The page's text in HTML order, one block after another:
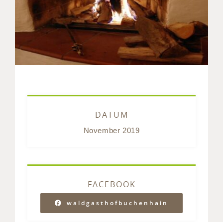
DATUM
November 2019
FACEBOOK
waldgasthofbuchenhain